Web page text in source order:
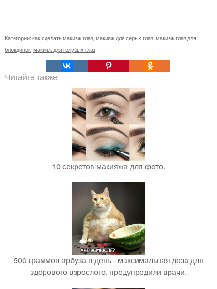
Категории: как сделать макияж глаз, макияж для серых глаз, макияж глаз для
блондинок, макияж для голубых глаз
Читайте также
10 секретов макияжа для фото.
500 граммов арбуза в день - максимальная доза для
здорового взрослого, предупредили врачи.